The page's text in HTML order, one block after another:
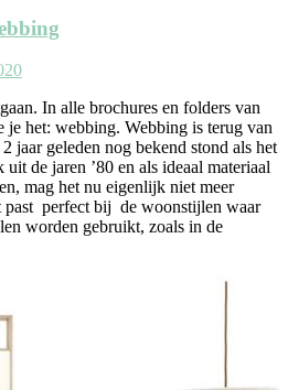
In alle brochures en folders van
je het: webbing. Webbing is terug van
jaar geleden nog bekend stond als het
de jaren ’80 en als ideaal materiaal
mag het nu eigenlijk niet meer
past perfect bij de woonstijlen waar
worden gebruikt, zoals in de